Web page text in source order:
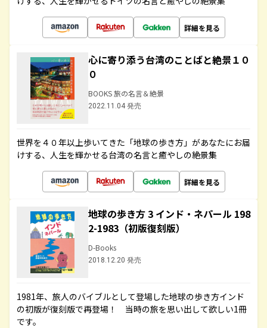
詳細を見る
心に寄り添う台湾のことばと絶景１０
０
BOOKS 旅の名言＆絶景
2022.11.04 発売
世界を４０年以上歩いてきた「地球の歩き方」があなたにお届
けする、人生を輝かせる台湾の名言と癒やしの絶景集
詳細を見る
地球の歩き方 3 インド・ネパール 198
2-1983（初版復刻版）
D-Books
2018.12.20 発売
1981年、旅人のバイブルとして登場した地球の歩き方インド
の初版が復刻版で再登場！ 当時の旅を思い出して欲しい1冊
です。